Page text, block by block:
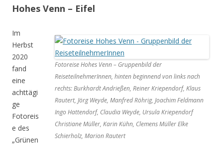
Hohes Venn – Eifel
Fotoreise Hohes Venn – Gruppenbild der
ReiseteilnehmerInnen, hinten beginnend von links nach
rechts: Burkhardt Andrießen, Reiner Kriependorf, Klaus
Rautert, Jörg Weyde, Manfred Röhrig, Joachim Feldmann
Ingo Hattendorf, Claudia Weyde, Ursula Kriependorf
Christiane Müller, Karin Kühn, Clemens Müller Elke
Schierholz, Marion Rautert
Im
Herbst
2020
fand
eine
achttägi
ge
Fotoreis
e des
„Grünen